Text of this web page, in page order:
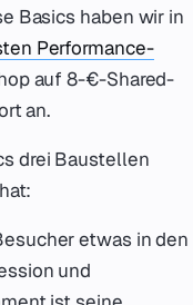
Basics haben wir in
Performance-
auf 8-€-Shared-
an.
drei Baustellen
etwas in den
und